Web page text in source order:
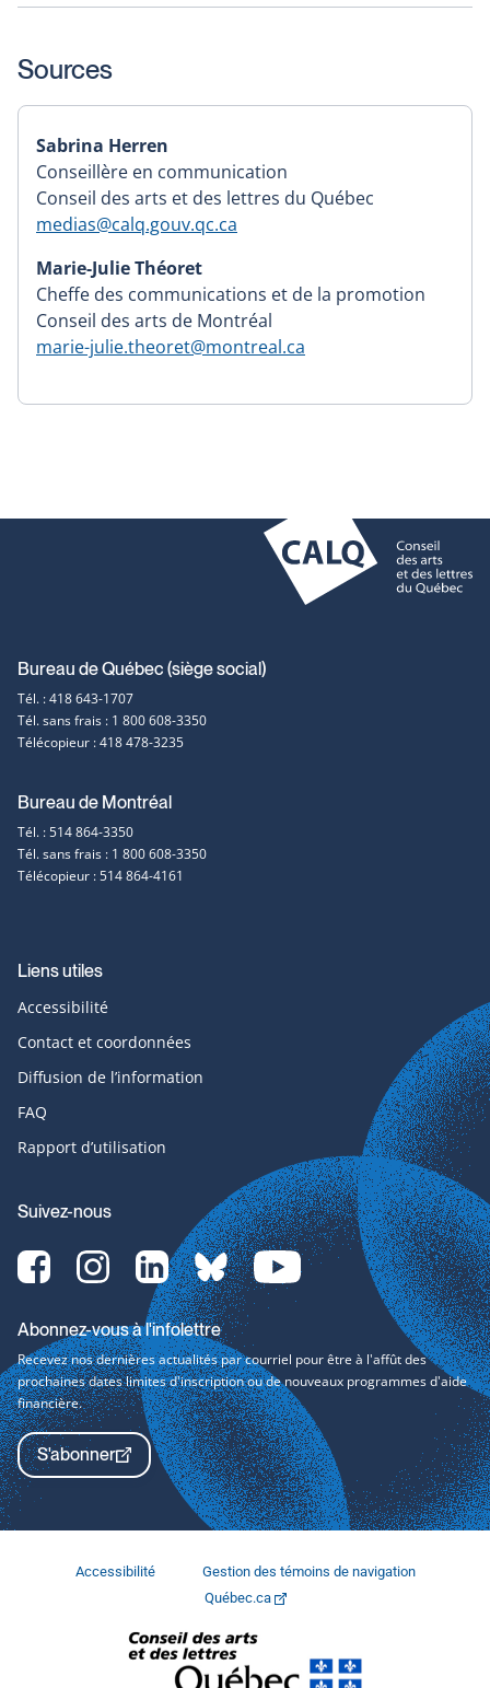
Sources
Sabrina Herren
Conseillère en communication
Conseil des arts et des lettres du Québec
medias@calq.gouv.qc.ca
Marie-Julie Théoret
Cheffe des communications et de la promotion
Conseil des arts de Montréal
marie-julie.theoret@montreal.ca
Coordonnées
et
contact
Bureau de Québec (siège social)
Tél. : 418 643-1707
Tél. sans frais : 1 800 608-3350
Télécopieur : 418 478-3235
Bureau de Montréal
Tél. : 514 864-3350
Tél. sans frais : 1 800 608-3350
Télécopieur : 514 864-4161
Liens utiles
Accessibilité
Contact et coordonnées
Diffusion de l’information
FAQ
Rapport d’utilisation
Suivez-nous
Facebook-
svg
Instagram-
svg
LinkedIn-
svg
bluesky-
svg
YouTube-
svg
Abonnez-vous à l'infolettre
Recevez nos dernières actualités par courriel pour être à l'affût des
prochaines dates limites d'inscription ou de nouveaux programmes d'aide
financière.
S'abonner
Accessibilité
Gestion des témoins de navigation
Québec.ca